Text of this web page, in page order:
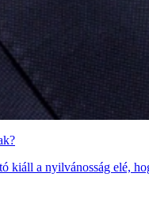
kiáll a nyilvánosság elé,